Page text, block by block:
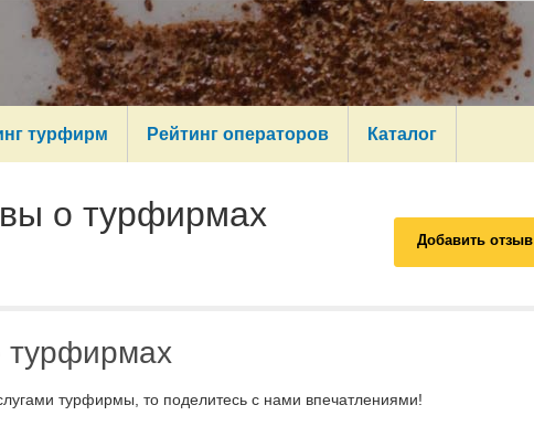
турфирм Рейтинг операторов Каталог
о турфирмах
Добавить отзыв
турфирмах
турфирмы, то поделитесь с нами впечатлениями!